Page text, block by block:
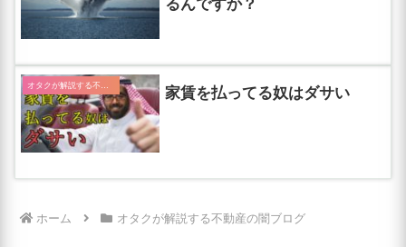
るんですか？
家賃を払ってる奴はダサい
ホーム オタクが解説する不動産の闇ブログ